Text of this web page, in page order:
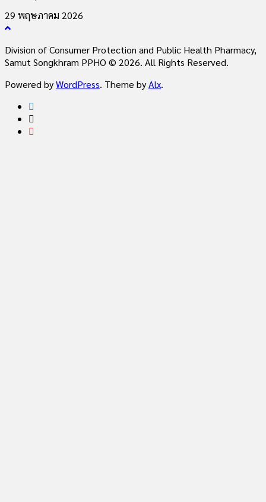
29 พฤษภาคม 2026
Division of Consumer Protection and Public Health Pharmacy,
Samut Songkhram PPHO © 2026. All Rights Reserved.
Powered byWordPress. Theme byAlx.